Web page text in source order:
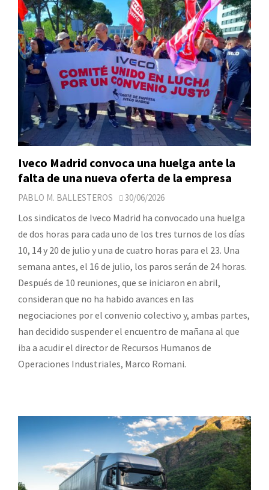
Iveco Madrid convoca una huelga ante la
falta de una nueva oferta de la empresa
PABLO M. BALLESTEROS 30/06/2026
Los sindicatos de Iveco Madrid ha convocado una huelga
de dos horas para cada uno de los tres turnos de los días
10, 14 y 20 de julio y una de cuatro horas para el 23. Una
semana antes, el 16 de julio, los paros serán de 24 horas.
Después de 10 reuniones, que se iniciaron en abril,
consideran que no ha habido avances en las
negociaciones por el convenio colectivo y, ambas partes,
han decidido suspender el encuentro de mañana al que
iba a acudir el director de Recursos Humanos de
Operaciones Industriales, Marco Romani.